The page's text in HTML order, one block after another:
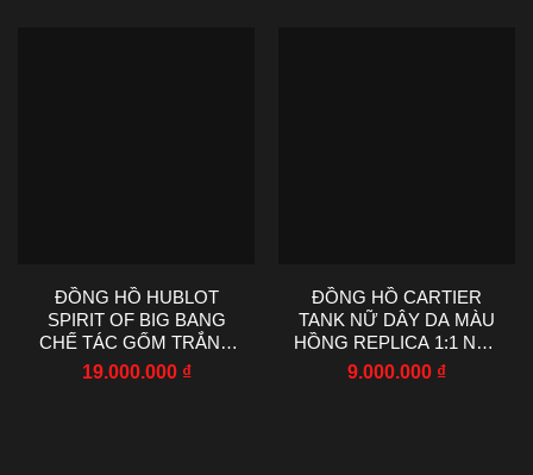
ĐỒNG HỒ HUBLOT
SPIRIT OF BIG BANG
CHẾ TÁC GỐM TRẮNG
NHÀ MÁY AAA 42MM
19.000.000 ₫
ĐỒNG HỒ CARTIER
TANK NỮ DÂY DA MÀU
HỒNG REPLICA 1:1 NHÀ
MÁY AF 22X29MM
9.000.000 ₫